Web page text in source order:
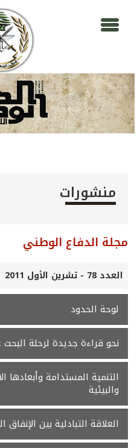
منشورات
مجلة الدفاع الوطني
العدد 78 - تشرين الأول 2011
لوحة الحدود
نحو قراءة جديدة لرحلة البحث
التنمية المستدامة وأبعادها
والبيئية
العلاقة التبادلية بين